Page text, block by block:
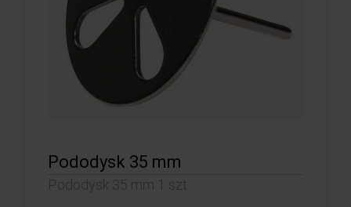
Pododysk 35 mm
Pododysk 35 mm 1 szt.